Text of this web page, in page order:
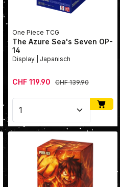
gewünschten Wert ein
One Piece TCG
The Azure Sea's Seven OP-
14
Display | Japanisch
Verkaufspreis:
CHF 119.90 Regulärer Preis:
CHF 139.90
Produkt Anzahl: Gib